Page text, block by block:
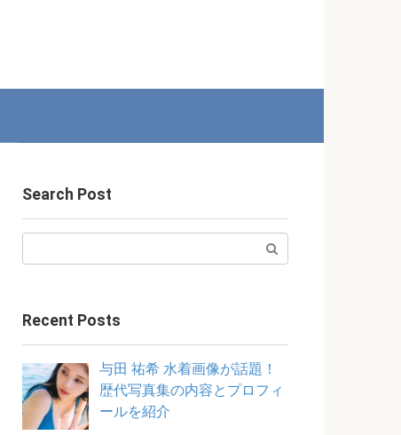
Search Post
Recent Posts
与田 祐希 水着画像が話題！
歴代写真集の内容とプロフィ
ールを紹介